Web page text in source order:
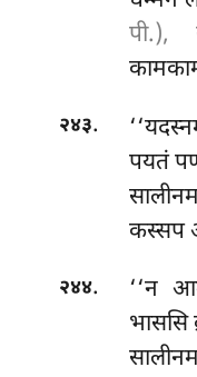
पी.),
२४३.
पयतं
कस्सप
२४४. ‘‘न
भाससि